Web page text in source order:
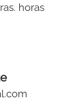
horas